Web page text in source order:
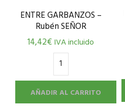
ENTRE GARBANZOS –
Rubén SEÑOR
14,42€IVA incluido
AÑADIR AL CARRITO